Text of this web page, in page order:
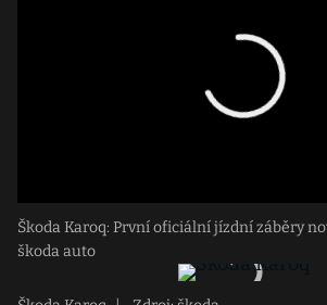
Škoda Karoq: První oficiální jízdní záběry
škoda auto